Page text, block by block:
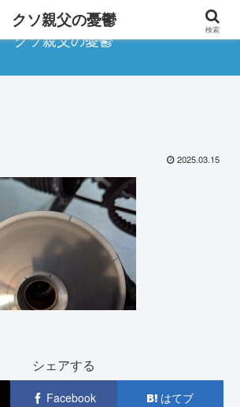
クソ親父の憂鬱
2025.03.15
シェアする
Facebook はてブ
クソ親父の憂鬱 検索